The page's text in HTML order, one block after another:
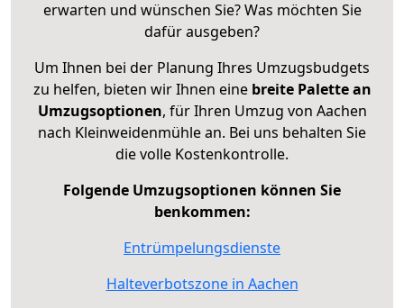
erwarten und wünschen Sie? Was möchten Sie
dafür ausgeben?
Um Ihnen bei der Planung Ihres Umzugsbudgets
zu helfen, bieten wir Ihnen eine breite Palette an
Umzugsoptionen, für Ihren Umzug von Aachen
nach Kleinweidenmühle an. Bei uns behalten Sie
die volle Kostenkontrolle.
Folgende Umzugsoptionen können Sie
benkommen:
Entrümpelungsdienste
Halteverbotszone in Aachen